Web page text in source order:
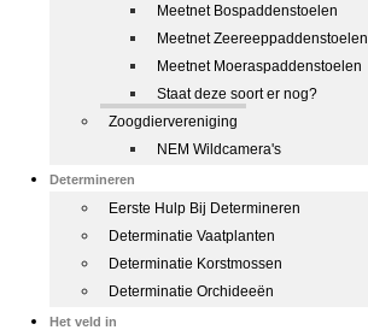
Meetnet Bospaddenstoelen
Meetnet Zeereeppaddenstoelen
Meetnet Moeraspaddenstoelen
Staat deze soort er nog?
Zoogdiervereniging
NEM Wildcamera's
Determineren
Eerste Hulp Bij Determineren
Determinatie Vaatplanten
Determinatie Korstmossen
Determinatie Orchideeën
Het veld in